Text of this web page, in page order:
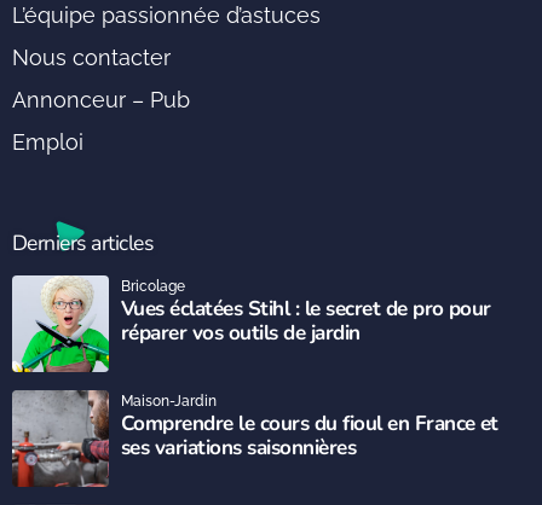
L’équipe passionnée d’astuces
Nous contacter
Annonceur – Pub
Emploi
Derniers articles
Vues éclatées Stihl : le secret de pro pour
réparer vos outils de jardin
Bricolage
Comprendre le cours du fioul en France et
ses variations saisonnières
Maison-Jardin